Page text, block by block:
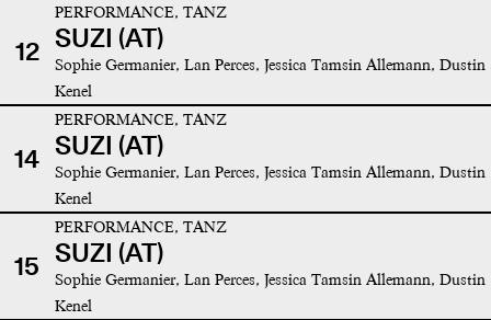
12
PERFORMANCE, TANZ
SUZI (AT)
Sophie Germanier, Lan Perces, Jessica Tamsin Allemann, Dustin
Kenel
14
PERFORMANCE, TANZ
SUZI (AT)
Sophie Germanier, Lan Perces, Jessica Tamsin Allemann, Dustin
Kenel
15
PERFORMANCE, TANZ
SUZI (AT)
Sophie Germanier, Lan Perces, Jessica Tamsin Allemann, Dustin
Kenel